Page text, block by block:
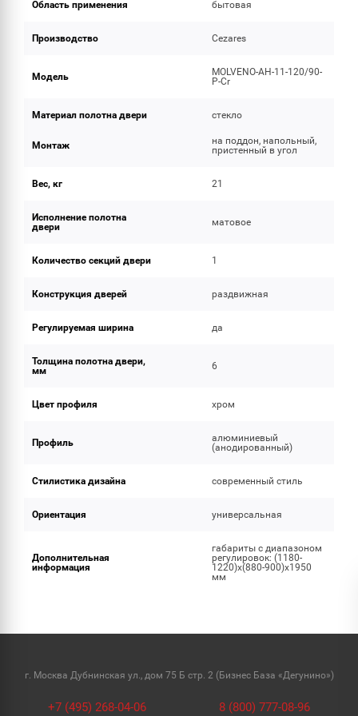
Область применения бытовая
Производство Cezares
Модель
MOLVENO-AH-11-120/90-
P-Cr
Материал полотна двери стекло
Монтаж
на поддон, напольный,
пристенный в угол
Вес, кг 21
Исполнение полотна
двери
матовое
Количество секций двери 1
Конструкция дверей раздвижная
Регулируемая ширина да
Толщина полотна двери,
мм
6
Цвет профиля хром
Профиль
алюминиевый
(анодированный)
Стилистика дизайна современный стиль
Ориентация универсальная
Дополнительная
информация
габариты с диапазоном
регулировок: (1180-
1220)x(880-900)x1950
мм
г. Москва Дубнинская ул., дом 75 Б стр. 2 (Бизнес База «Дегунино»)
+7 (495) 268-04-06 8 (800) 777-08-96